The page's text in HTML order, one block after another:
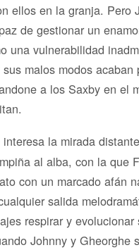
ellos en la granja. Pero
de gestionar un
una vulnerabilidad
malos modos acaban
a los Saxby en el
interesa la mirada
al alba, con la que
con un marcado afán
salida
respirar y evolucionar
Johnny y Gheorghe